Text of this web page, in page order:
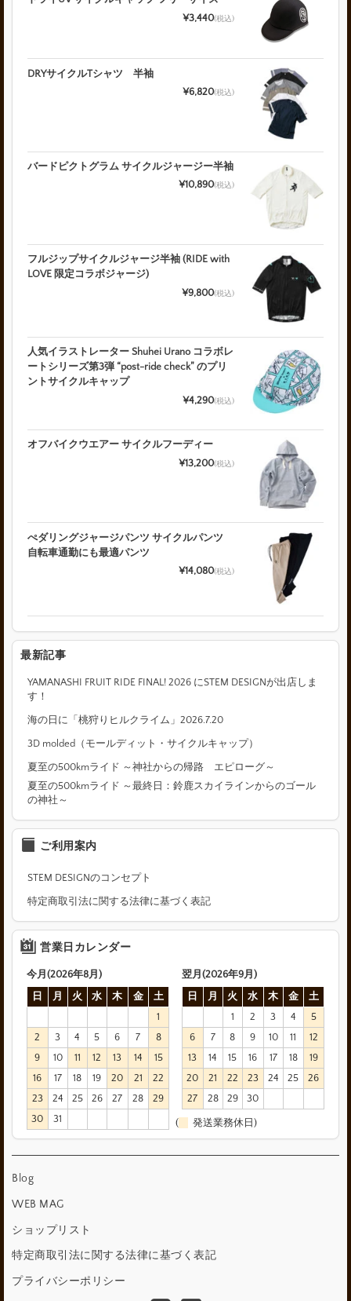
¥3,440(税込)
DRYサイクルTシャツ 半袖
¥6,820(税込)
バードピクトグラム サイクルジャージー半袖
¥10,890(税込)
フルジップサイクルジャージ半袖 (RIDE with
LOVE 限定コラボジャージ)
¥9,800(税込)
人気イラストレーター Shuhei Urano コラボレ
ートシリーズ第3弾 “post-ride check” のプリ
ントサイクルキャップ
¥4,290(税込)
オフバイクウエアー サイクルフーディー
¥13,200(税込)
ぺダリングジャージパンツ サイクルパンツ
自転車通勤にも最適パンツ
¥14,080(税込)
最新記事
YAMANASHI FRUIT RIDE FINAL! 2026 にSTEM DESIGNが出店しま
す！
海の日に「桃狩りヒルクライム」2026.7.20
3D molded（モールディット・サイクルキャップ）
夏至の500kmライド ～神社からの帰路 エピローグ～
夏至の500kmライド ～最終日：鈴鹿スカイラインからのゴール
の神社～
ご利用案内
STEM DESIGNのコンセプト
特定商取引法に関する法律に基づく表記
営業日カレンダー
今月(2026年8月)
日
月 火 水 木 金
土
1
2
3 4 5 6 7
8
9
10 11 12 13 14
15
16
17 18 19 20 21
22
23
24 25 26 27 28
29
30
31
翌月(2026年9月)
日
月 火 水 木 金
土
1
2 3 4
5
6
7 8 9 10 11
12
13
14 15 16 17 18
19
20
21 22 23 24 25
26
27
28 29 30
( 発送業務休日)
Blog
WEB MAG
ショップリスト
特定商取引法に関する法律に基づく表記
プライバシーポリシー